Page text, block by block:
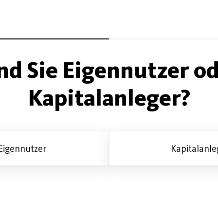
Sie Eigennutzer
Kapitalanleger?